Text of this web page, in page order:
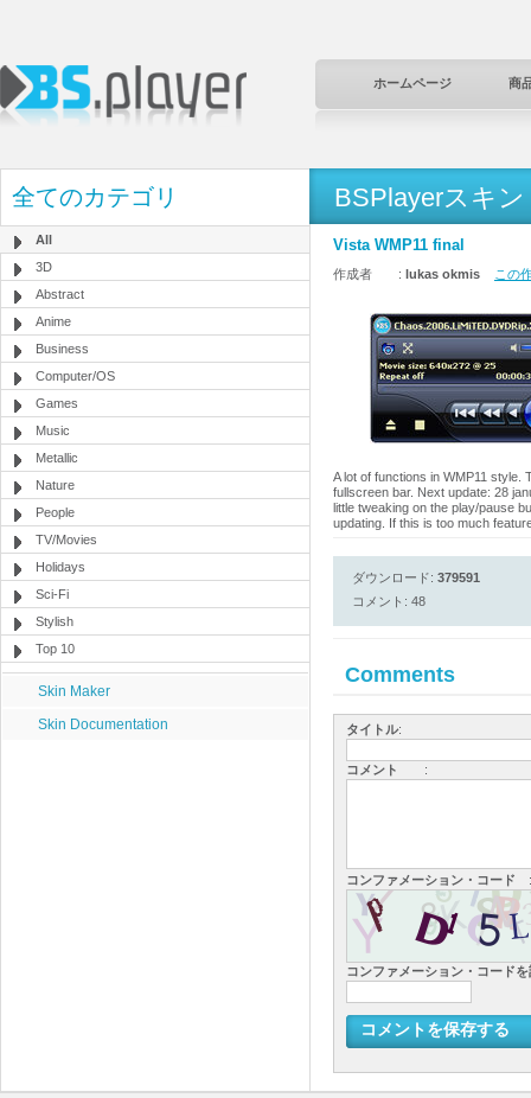
ホームページ 商
全てのカテゴリ
All
3D
Abstract
Anime
Business
Computer/OS
Games
Music
Metallic
Nature
People
TV/Movies
Holidays
Sci-Fi
Stylish
Top 10
Skin Maker
Skin Documentation
BSPlayerスキン
Vista WMP11 final
作成者 : lukas okmis この
A lot of functions in WMP11
fullscreen bar. Next update: 28
little tweaking on the play/pause
updating. If this is too much
ダウンロード: 379591
コメント: 48
Comments
タイトル:
コメント :
コンファメーション・コード :
コンファメーション・コード
コメントを保存する